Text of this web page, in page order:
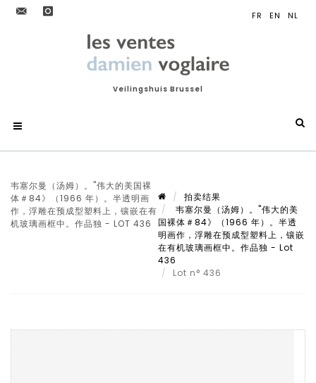
Veilingshuis Brussel
韦塞尔曼（汤姆）。"伟大的美国裸
体＃84》（1966 年）。半透明画
作，浮雕在预成型塑料上，镶嵌在有
机玻璃画框中。作品独 - LOT 436
拍卖结果
韦塞尔曼（汤姆）。"伟大的美
国裸体＃84》（1966 年）。半透
明画作，浮雕在预成型塑料上，镶嵌
在有机玻璃画框中。作品独 - Lot
436
Lot n° 436